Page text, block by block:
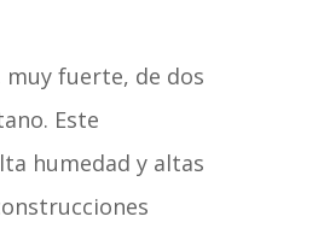
fuerte, de dos
Este
humedad y altas